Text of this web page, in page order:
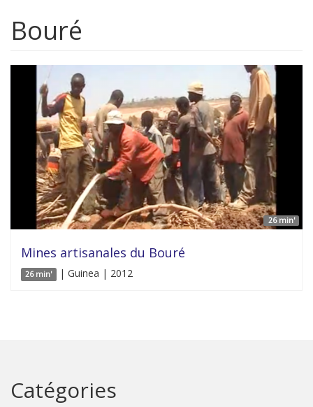
Bouré
26 min'
Mines artisanales du Bouré
26 min' | Guinea | 2012
Catégories